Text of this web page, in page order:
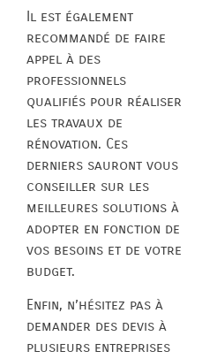
Il est également
recommandé de faire
appel à des
professionnels
qualifiés pour réaliser
les travaux de
rénovation. Ces
derniers sauront vous
conseiller sur les
meilleures solutions à
adopter en fonction de
vos besoins et de votre
budget.
Enfin, n’hésitez pas à
demander des devis à
plusieurs entreprises